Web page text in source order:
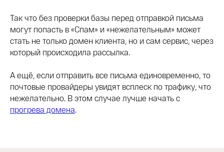
Так что без проверки базы перед отправкой письма
могут попасть в «Спам» и «нежелательным» может
стать не только домен клиента, но и сам сервис, через
который происходила рассылка.
А ещё, если отправить все письма единовременно, то
почтовые провайдеры увидят всплеск по трафику, что
нежелательно. В этом случае лучше начать с
прогрева домена.